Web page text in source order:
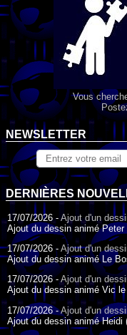
Vous
NEWSLETTER
DERNIÈRES
17/07/2026 - Ajout d'un
Ajout du dessin animé Peter
17/07/2026 - Ajout d'un
Ajout du dessin animé Le
17/07/2026 -Ajout d'un
Ajout du dessin animé Vic
17/07/2026 -Ajout d'un
Ajout du dessin animé Heidi